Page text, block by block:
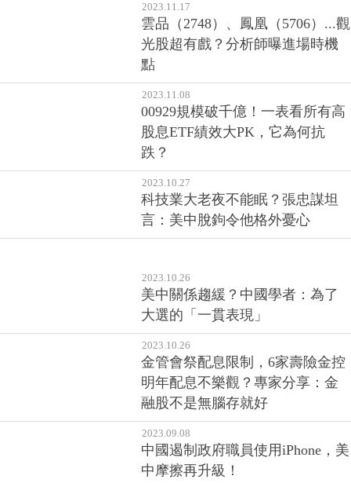
2023.11.17
雲品（2748）、鳳凰（5706）...觀
光股超有戲？分析師曝進場時機
點
2023.11.08
00929規模破千億！一表看所有高
股息ETF績效大PK，它為何抗
跌？
2023.10.27
科技業大老夜不能眠？張忠謀坦
言：美中脫鉤令他格外憂心
2023.10.26
美中關係趨緩？中國學者：為了
大選的「一貫表現」
2023.10.26
金管會祭配息限制，6家壽險金控
明年配息不樂觀？專家分享：金
融股不是無腦存就好
2023.09.08
中國遏制政府職員使用iPhone，美
中摩擦再升級！